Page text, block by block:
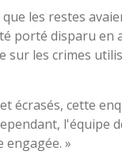
les restes
porté disparu en
les crimes
écrasés, cette
l'équipe
»